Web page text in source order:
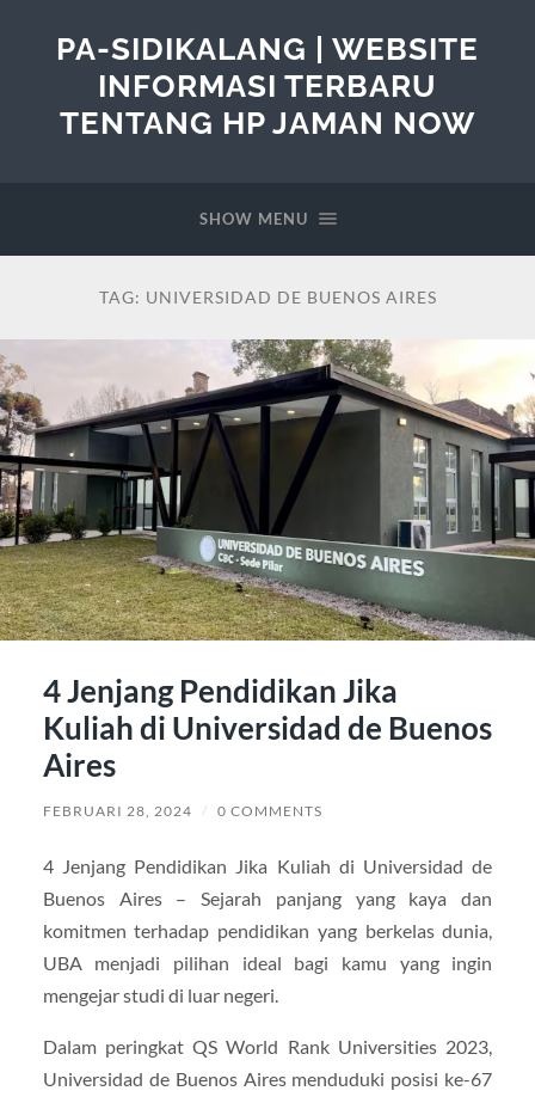
PA-SIDIKALANG | WEBSITE
INFORMASI TERBARU
TENTANG HP JAMAN NOW
SHOW MENU
TAG: UNIVERSIDAD DE BUENOS AIRES
4 Jenjang Pendidikan Jika
Kuliah di Universidad de Buenos
Aires
FEBRUARI 28, 2024 / 0 COMMENTS
4 Jenjang Pendidikan Jika Kuliah di Universidad de
Buenos Aires – Sejarah panjang yang kaya dan
komitmen terhadap pendidikan yang berkelas dunia,
UBA menjadi pilihan ideal bagi kamu yang ingin
mengejar studi di luar negeri.
Dalam peringkat QS World Rank Universities 2023,
Universidad de Buenos Aires menduduki posisi ke-67